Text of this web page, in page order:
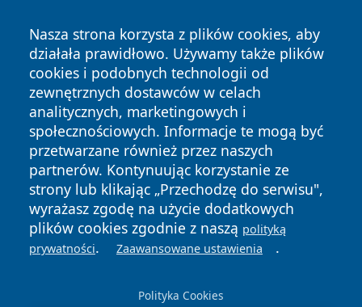
Nasza strona korzysta z plików cookies, aby
działała prawidłowo. Używamy także plików
cookies i podobnych technologii od
zewnętrznych dostawców w celach
analitycznych, marketingowych i
społecznościowych. Informacje te mogą być
przetwarzane również przez naszych
partnerów. Kontynuując korzystanie ze
strony lub klikając „Przechodzę do serwisu",
wyrażasz zgodę na użycie dodatkowych
plików cookies zgodnie z naszą polityką
prywatności. Zaawansowane ustawienia .
Polityka Cookies
Copyright © 2026 tarnowskie24.pl Wszystkie prawa
zastrzeżone.
News Autorzy
Polityka
Prywatności
Polityka
Cookies